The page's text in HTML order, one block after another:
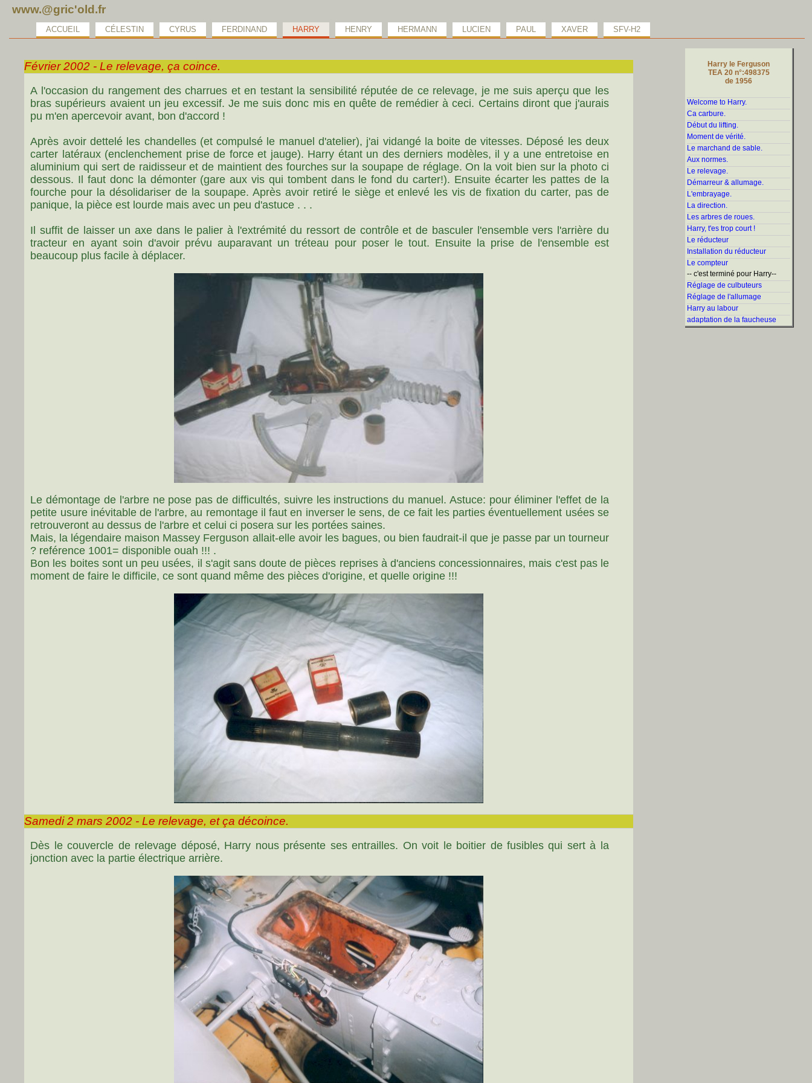
www.@gric'old.fr
ACCUEIL CÉLESTIN CYRUS FERDINAND HARRY HENRY HERMANN LUCIEN PAUL XAVER SFV-H2
Harry le Ferguson
TEA 20 n°:498375
de 1956
Welcome to Harry.
Ca carbure.
Début du lifting.
Moment de vérité.
Le marchand de sable.
Aux normes.
Le relevage.
Démarreur & allumage.
L'embrayage.
La direction.
Les arbres de roues.
Harry, t'es trop court !
Le réducteur
Installation du réducteur
Le compteur
-- c'est terminé pour Harry--
Réglage de culbuteurs
Réglage de l'allumage
Harry au labour
adaptation de la faucheuse
Février 2002 - Le relevage, ça coince.
A l'occasion du rangement des charrues et en testant la sensibilité réputée de ce relevage, je me suis aperçu que les
bras supérieurs avaient un jeu excessif. Je me suis donc mis en quête de remédier à ceci. Certains diront que j'aurais
pu m'en apercevoir avant, bon d'accord !
Après avoir dettelé les chandelles (et compulsé le manuel d'atelier), j'ai vidangé la boite de vitesses. Déposé les deux
carter latéraux (enclenchement prise de force et jauge). Harry étant un des derniers modèles, il y a une entretoise en
aluminium qui sert de raidisseur et de maintient des fourches sur la soupape de réglage. On la voit bien sur la photo ci
dessous. Il faut donc la démonter (gare aux vis qui tombent dans le fond du carter!). Ensuite écarter les pattes de la
fourche pour la désolidariser de la soupape. Après avoir retiré le siège et enlevé les vis de fixation du carter, pas de
panique, la pièce est lourde mais avec un peu d'astuce . . .
Il suffit de laisser un axe dans le palier à l'extrémité du ressort de contrôle et de basculer l'ensemble vers l'arrière du
tracteur en ayant soin d'avoir prévu auparavant un tréteau pour poser le tout. Ensuite la prise de l'ensemble est
beaucoup plus facile à déplacer.
Le démontage de l'arbre ne pose pas de difficultés, suivre les instructions du manuel. Astuce: pour éliminer l'effet de la
petite usure inévitable de l'arbre, au remontage il faut en inverser le sens, de ce fait les parties éventuellement usées se
retrouveront au dessus de l'arbre et celui ci posera sur les portées saines.
Mais, la légendaire maison Massey Ferguson allait-elle avoir les bagues, ou bien faudrait-il que je passe par un tourneur
? reférence 1001= disponible ouah !!! .
Bon les boites sont un peu usées, il s'agit sans doute de pièces reprises à d'anciens concessionnaires, mais c'est pas le
moment de faire le difficile, ce sont quand même des pièces d'origine, et quelle origine !!!
Samedi 2 mars 2002 - Le relevage, et ça décoince.
Dès le couvercle de relevage déposé, Harry nous présente ses entrailles. On voit le boitier de fusibles qui sert à la
jonction avec la partie électrique arrière.